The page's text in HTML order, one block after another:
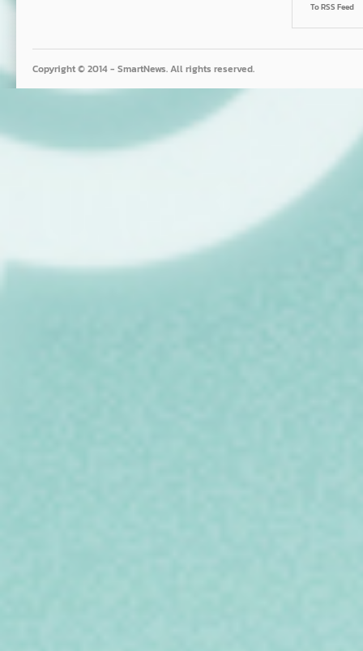
To RSS Feed
Copyright © 2014 - SmartNews. All rights reserved.